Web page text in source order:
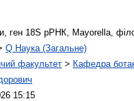
ген 18S рРНК, Mayorella,
Q Наука (Загальне)
факультет > Кафедра
15:15